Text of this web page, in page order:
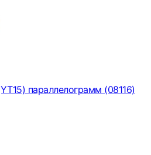
параллелограмм (08116)